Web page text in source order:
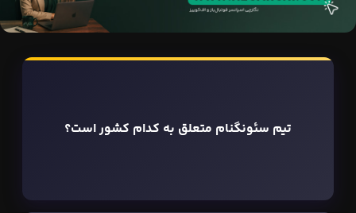
تیم سئونگنام متعلق به کدام کشور است؟